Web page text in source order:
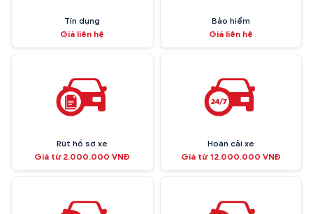
Tín dụng
Giá liên hệ
Bảo hiểm
Giá liên hệ
Rút hồ sơ xe
Giá từ 2.000.000 VNĐ
Hoán cải xe
Giá từ 12.000.000 VNĐ